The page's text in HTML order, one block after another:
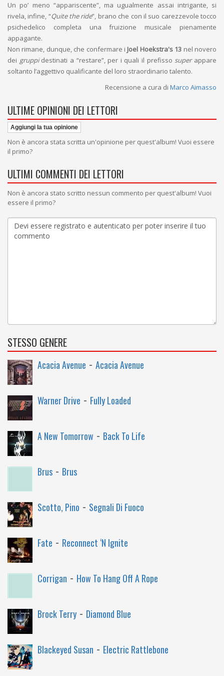
Un po’ meno “appariscente”, ma ugualmente assai intrigante, si
rivela, infine, “Quite the ride”, brano che con il suo carezzevole tocco
psichedelico completa una fruizione musicale pienamente
appagante.
Non rimane, dunque, che confermare i Joel Hoekstra's 13 nel novero
dei gruppidestinati a “restare”, per i quali il prefisso superappare
soltanto l’aggettivo qualificante del loro straordinario talento.
Recensione a cura di Marco Aimasso
ULTIME OPINIONI DEI LETTORI
Aggiungi la tua opinione
Non è ancora stata scritta un'opinione per quest'album! Vuoi essere
il primo?
ULTIMI COMMENTI DEI LETTORI
Non è ancora stato scritto nessun commento per quest'album! Vuoi
essere il primo?
STESSO GENERE
Acacia Avenue - Acacia Avenue
Warner Drive - Fully Loaded
A New Tomorrow - Back To Life
Brus - Brus
Scotto, Pino - Segnali Di Fuoco
Fate - Reconnect ‘N Ignite
Corrigan - How To Hang Off A Rope
Brock Terry - Diamond Blue
Blackeyed Susan - Electric Rattlebone